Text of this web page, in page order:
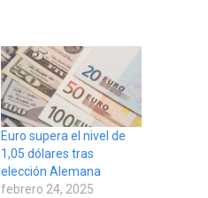
Euro supera el nivel de
1,05 dólares tras
elección Alemana
febrero 24, 2025